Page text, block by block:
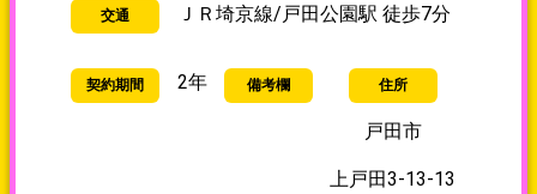
交通 ＪＲ埼京線/戸田公園駅 徒歩7分
契約期間 2年 備考欄 住所
戸田市
上戸田3-13-13